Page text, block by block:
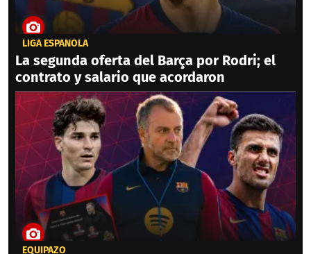
LIGA ESPAÑOLA
La segunda oferta del Barça por Rodri; el
contrato y salario que acordaron
EQUIPAZO